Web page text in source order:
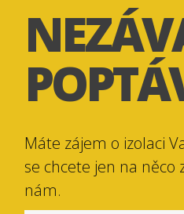
Máte zájem o izolaci
se chcete jen na něco
nám.